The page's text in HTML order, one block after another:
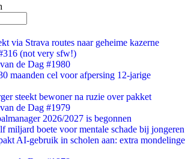
via Strava routes naar geheime kazerne
(not very sfw!)
de Dag #1980
maanden cel voor afpersing 12-jarige
steekt bewoner na ruzie over pakket
de Dag #1979
2026/2027 is begonnen
miljard boete voor mentale schade bij jongeren
AI-gebruik in scholen aan: extra mondelinge